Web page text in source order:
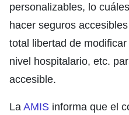
personalizables, lo
hacer seguros
total libertad de
nivel hospitalario, etc.
accesible.
La AMIS informa que el